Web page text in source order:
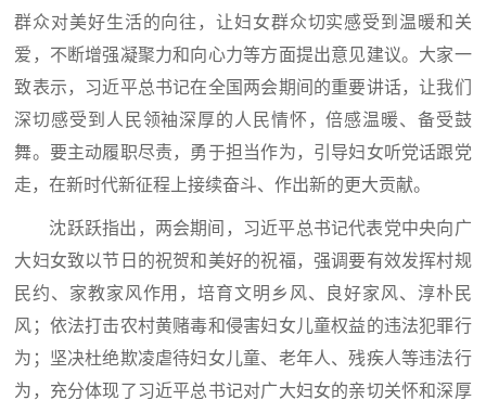
群众对美好生活的向往，让妇女群众切实感受到温暖和关
爱，不断增强凝聚力和向心力等方面提出意见建议。大家一
致表示，习近平总书记在全国两会期间的重要讲话，让我们
深切感受到人民领袖深厚的人民情怀，倍感温暖、备受鼓
舞。要主动履职尽责，勇于担当作为，引导妇女听党话跟党
走，在新时代新征程上接续奋斗、作出新的更大贡献。
沈跃跃指出，两会期间，习近平总书记代表党中央向广
大妇女致以节日的祝贺和美好的祝福，强调要有效发挥村规
民约、家教家风作用，培育文明乡风、良好家风、淳朴民
风；依法打击农村黄赌毒和侵害妇女儿童权益的违法犯罪行
为；坚决杜绝欺凌虐待妇女儿童、老年人、残疾人等违法行
为，充分体现了习近平总书记对广大妇女的亲切关怀和深厚